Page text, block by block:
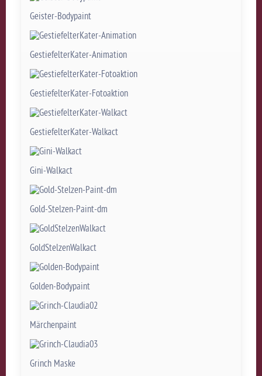
Geister-Bodypaint
GestiefelterKater-Animation
GestiefelterKater-Fotoaktion
GestiefelterKater-Walkact
Gini-Walkact
Gold-Stelzen-Paint-dm
GoldStelzenWalkact
Golden-Bodypaint
Märchenpaint
Grinch Maske